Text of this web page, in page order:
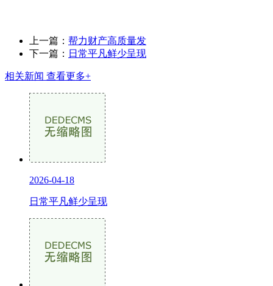
上一篇： 帮力财产高质量发
下一篇： 日常平凡鲜少呈现
相关新闻 查看更多+
2026-04-18
日常平凡鲜少呈现